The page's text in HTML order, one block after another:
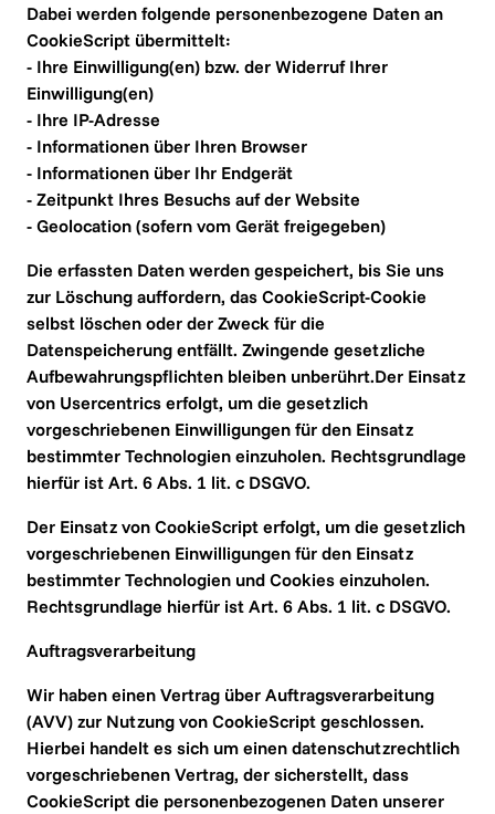
Dabei werden folgende personenbezogene Daten an
CookieScript übermittelt:
- Ihre Einwilligung(en) bzw. der Widerruf Ihrer
Einwilligung(en)
- Ihre IP-Adresse
- Informationen über Ihren Browser
- Informationen über Ihr Endgerät
- Zeitpunkt Ihres Besuchs auf der Website
- Geolocation (sofern vom Gerät freigegeben)
Die erfassten Daten werden gespeichert, bis Sie uns
zur Löschung auffordern, das CookieScript-Cookie
selbst löschen oder der Zweck für die
Datenspeicherung entfällt. Zwingende gesetzliche
Aufbewahrungspflichten bleiben unberührt.Der Einsatz
von Usercentrics erfolgt, um die gesetzlich
vorgeschriebenen Einwilligungen für den Einsatz
bestimmter Technologien einzuholen. Rechtsgrundlage
hierfür ist Art. 6 Abs. 1 lit. c DSGVO.
Der Einsatz von CookieScript erfolgt, um die gesetzlich
vorgeschriebenen Einwilligungen für den Einsatz
bestimmter Technologien und Cookies einzuholen.
Rechtsgrundlage hierfür ist Art. 6 Abs. 1 lit. c DSGVO.
Auftragsverarbeitung
Wir haben einen Vertrag über Auftragsverarbeitung
(AVV) zur Nutzung von CookieScript geschlossen.
Hierbei handelt es sich um einen datenschutzrechtlich
vorgeschriebenen Vertrag, der sicherstellt, dass
CookieScript die personenbezogenen Daten unserer